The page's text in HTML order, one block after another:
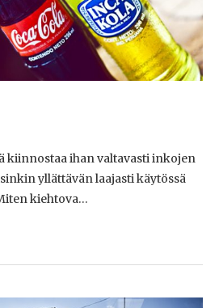
kiinnostaa ihan valtavasti inkojen
yllättävän laajasti käytössä
kiehtova…